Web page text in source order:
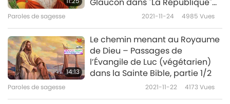
Glaucon dans "La République"
de Platon (végétarien), partie
Paroles de sagesse 2021-11-24 4985 Vues
14:13
Le chemin menant au Royaume
de Dieu – Passages de
l’Évangile de Luc (végétarien)
dans la Sainte Bible, partie 1/2
Paroles de sagesse 2021-11-22 4173Vues